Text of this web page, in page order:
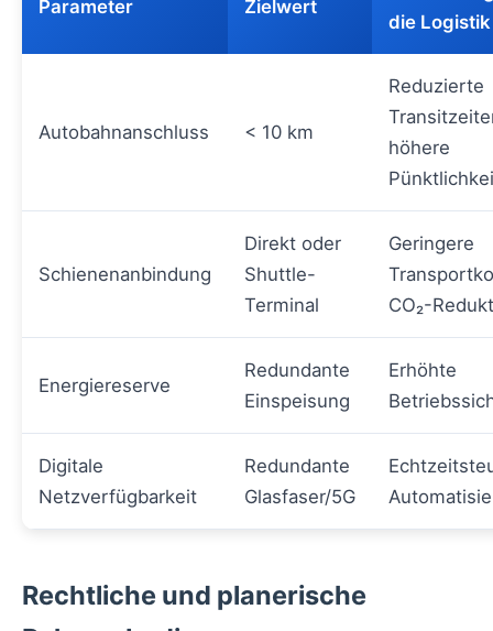
Parameter Zielwert
die Logistik
Autobahnanschluss < 10 km
Reduzierte
höhere
Schienenanbindung
Direkt oder
Shuttle-
Terminal
Geringere
CO₂-
Energiereserve
Redundante
Einspeisung
Erhöhte
Digitale
Netzverfügbarkeit
Redundante
Glasfaser/5G
Rechtliche und planerische